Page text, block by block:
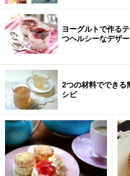
■
ビスケットのブッシュ
手順
■ビスケットで作るブッシュドノ
1
チョコレートを溶かす
チョコレートを粗く砕き、耐熱
ヨーグルトで作る
つヘルシーなデザー
2つの材料でできる
シピ